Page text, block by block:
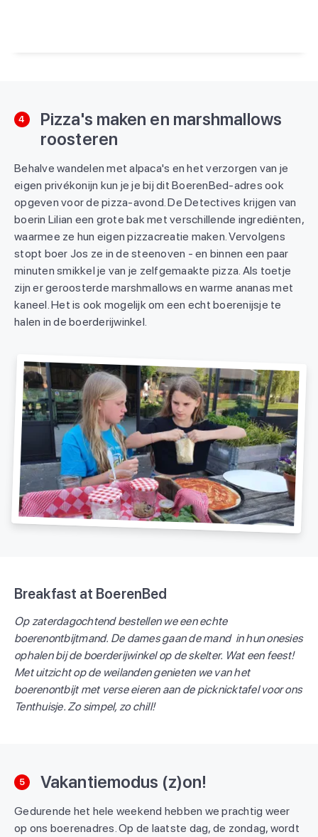
4
Pizza's maken en marshmallows
roosteren
Behalve wandelen met alpaca's en het verzorgen van je
eigen privékonijn kun je je bij dit BoerenBed-adres ook
opgeven voor de pizza-avond. De Detectives krijgen van
boerin Lilian een grote bak met verschillende ingrediënten,
waarmee ze hun eigen pizzacreatie maken. Vervolgens
stopt boer Jos ze in de steenoven - en binnen een paar
minuten smikkel je van je zelfgemaakte pizza. Als toetje
zijn er geroosterde marshmallows en warme ananas met
kaneel. Het is ook mogelijk om een echt boerenijsje te
halen in de boerderijwinkel.
Breakfast at BoerenBed
Op zaterdagochtend bestellen we een echte
boerenontbijtmand. De dames gaan de mand in hun onesies
ophalen bij de boerderijwinkel op de skelter. Wat een feest!
Met uitzicht op de weilanden genieten we van het
boerenontbijt met verse eieren aan de picknicktafel voor ons
Tenthuisje. Zo simpel, zo chill!
5 Vakantiemodus (z)on!
Gedurende het hele weekend hebben we prachtig weer
op ons boerenadres. Op de laatste dag, de zondag, wordt